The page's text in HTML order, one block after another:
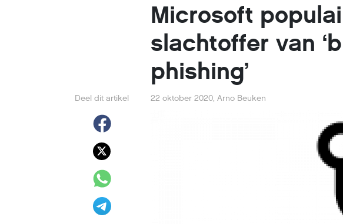
Microsoft
slachtoffer van
phishing’
Deel dit artikel 22 oktober 2020,Arno Beuken